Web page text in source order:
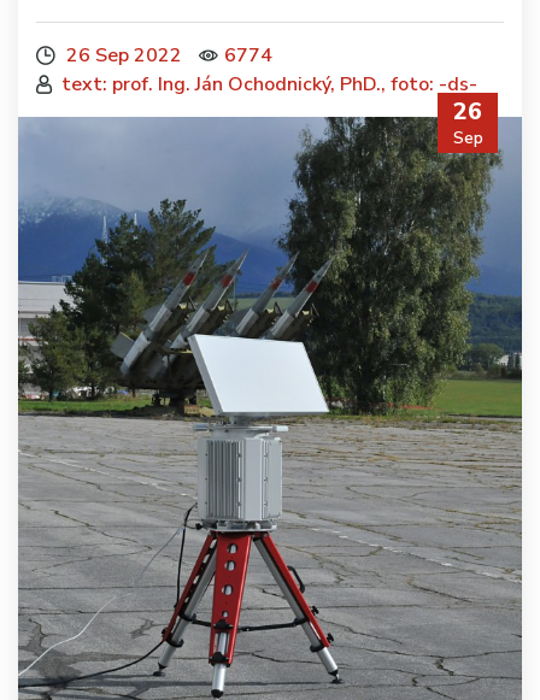
26 Sep 2022
6774
text: prof. Ing. Ján Ochodnický, PhD., foto: -ds-
26
Sep